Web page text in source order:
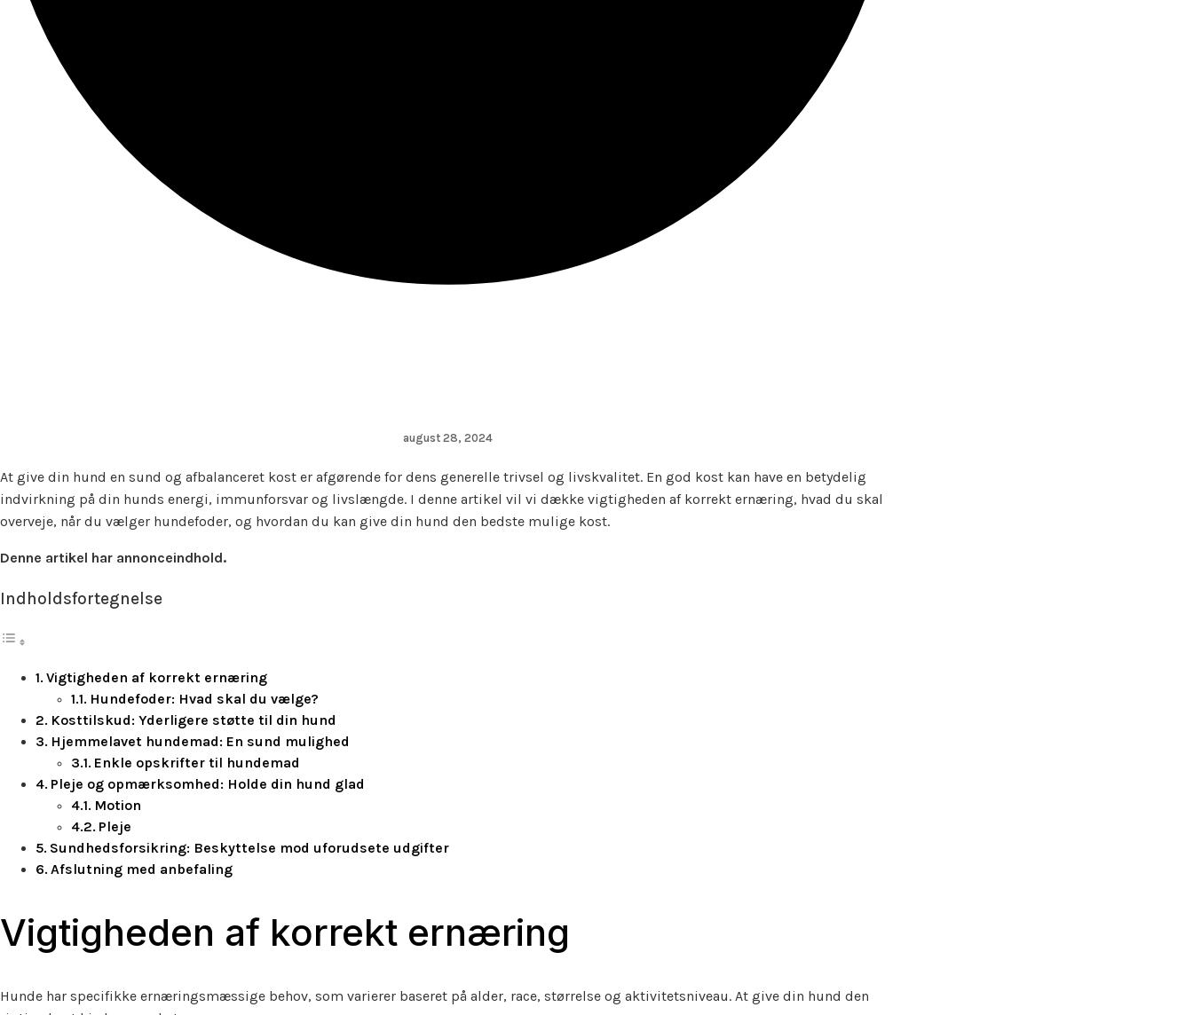
august 28, 2024
At give din hund en sund og afbalanceret kost er afgørende for dens generelle trivsel og livskvalitet. En god kost kan have en betydelig
indvirkning på din hunds energi, immunforsvar og livslængde. I denne artikel vil vi dække vigtigheden af korrekt ernæring, hvad du skal
overveje, når du vælger hundefoder, og hvordan du kan give din hund den bedste mulige kost.
Denne artikel har annonceindhold.
Indholdsfortegnelse
Vigtigheden af korrekt ernæring
Hundefoder: Hvad skal du vælge?
Kosttilskud: Yderligere støtte til din hund
Hjemmelavet hundemad: En sund mulighed
Enkle opskrifter til hundemad
Pleje og opmærksomhed: Holde din hund glad
Motion
Pleje
Sundhedsforsikring: Beskyttelse mod uforudsete udgifter
Afslutning med anbefaling
Vigtigheden af korrekt ernæring
Hunde har specifikke ernæringsmæssige behov, som varierer baseret på alder, race, størrelse og aktivitetsniveau. At give din hund den